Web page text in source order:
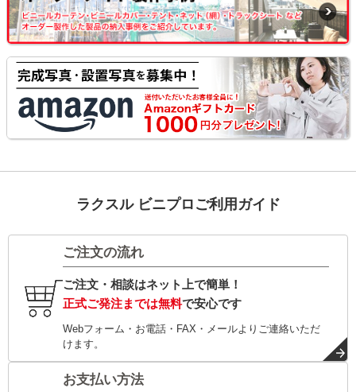
ラクスル ビニプロご利用ガイド
ご注文の流れ
ご注文・相談はネット上で簡単！
正式ご発注までは無料で安心です
Webフォーム・お電話・FAX・メールよりご連絡いただ
けます。
お支払い方法